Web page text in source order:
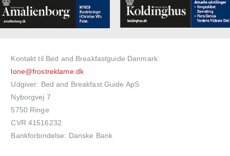
Kontakt til Bed and Breakfastguide Danmark:
lone@frostreklame.dk
Udgiver: Bed and Breakfast Guide ApS
Nyborgvej 7
5750 Ringe
CVR 41516232
Bankforbindelse: Danske Bank